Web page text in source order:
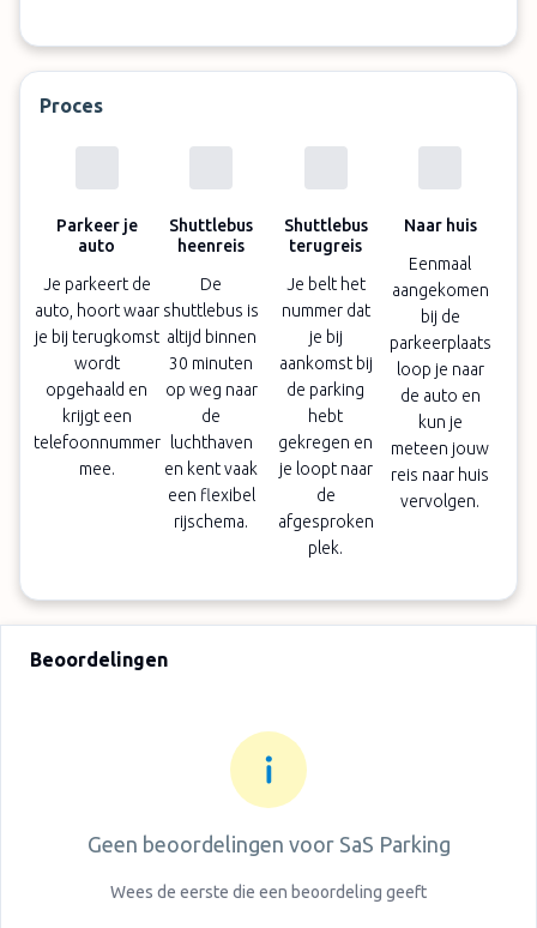
Behalve het parkeren kunt u ook kiezen voor extra
services. Denk bijvoorbeeld aan een complete
Let op:
Shuttle voor 4 personen inbegrepen; elke extra
persoon betaalt € 20. Voor grote voertuigen
vanaf 5,50 m geldt een toeslag van € 49,99.
Elektrisch opladen: € 49,99 in totaal.
Voertuigreiniging Brons: € 99,99,
voertuigreiniging Zilver: € 149,99. Deze
toeslagen worden online betaald.
Oversized bagage kost € 5 extra. Dit betaalt u
Verlengingsdagen kosten van 1 april tot 30
maart € 10 per dag. Dit betaalt u ter plaatse
Proces
Parkeer je
auto
Je parkeert de
auto, hoort waar
je bij terugkomst
wordt
opgehaald en
krijgt een
telefoonnummer
mee.
Shuttlebus
heenreis
De
shuttlebus is
altijd binnen
30 minuten
op weg naar
de
luchthaven
en kent vaak
een flexibel
rijschema.
Shuttlebus
terugreis
Je belt het
nummer dat
je bij
aankomst bij
de parking
hebt
gekregen en
je loopt naar
de
afgesproken
plek.
Naar huis
Eenmaal
aangekomen
bij de
parkeerplaats
loop je naar
de auto en
kun je
meteen jouw
reis naar huis
vervolgen.
Beoordelingen
Geen beoordelingen voor SaS Parking
Wees de eerste die een beoordeling geeft